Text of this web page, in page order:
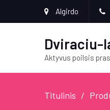
Algirdo
Dviraciu-
Aktyvus poilsis
Titulinis